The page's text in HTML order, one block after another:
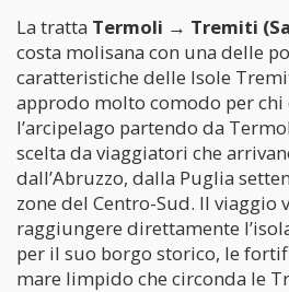
La tratta Termoli → Tremiti
costa molisana con una delle
caratteristiche delle Isole
approdo molto comodo per chi
l’arcipelago partendo da
scelta da viaggiatori che
dall’Abruzzo, dalla Puglia
zone del Centro-Sud. Il viaggio
raggiungere direttamente
per il suo borgo storico, le
mare limpido che circonda le